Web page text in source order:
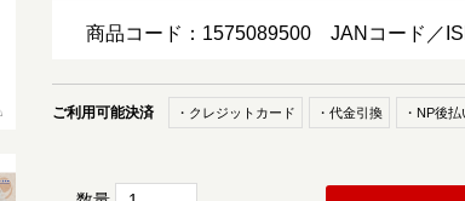
商品コード：1575089500 JANコード／
ご利用可能決済 ・クレジットカード ・代金引換 ・NP後払